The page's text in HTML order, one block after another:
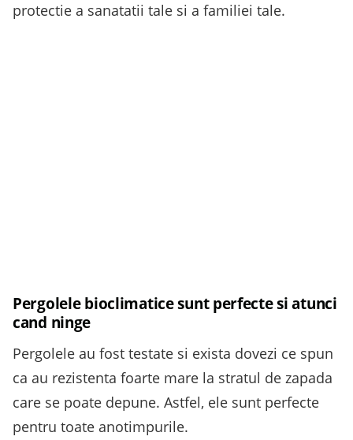
protectie a sanatatii tale si a familiei tale.
Pergolele bioclimatice sunt perfecte si atunci
cand ninge
Pergolele au fost testate si exista dovezi ce spun
ca au rezistenta foarte mare la stratul de zapada
care se poate depune. Astfel, ele sunt perfecte
pentru toate anotimpurile.